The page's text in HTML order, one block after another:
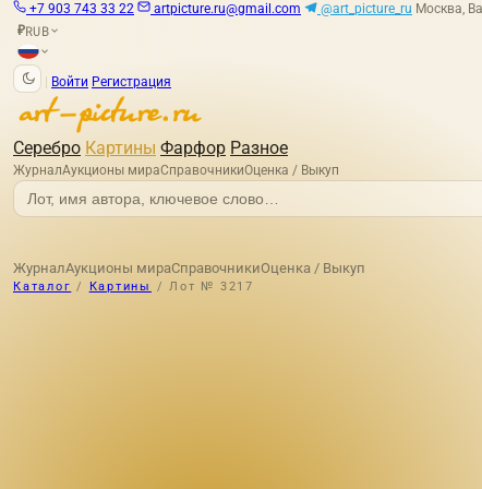
+7 903 743 33 22 artpicture.ru@gmail.com @art_picture_ru Москва,
₽RUB
Войти Регистрация
Серебро Картины Фарфор Разное
ЖурналАукционы мираСправочникиОценка / Выкуп
ЖурналАукционы мираСправочникиОценка / Выкуп
Каталог / Картины / Лот № 3217